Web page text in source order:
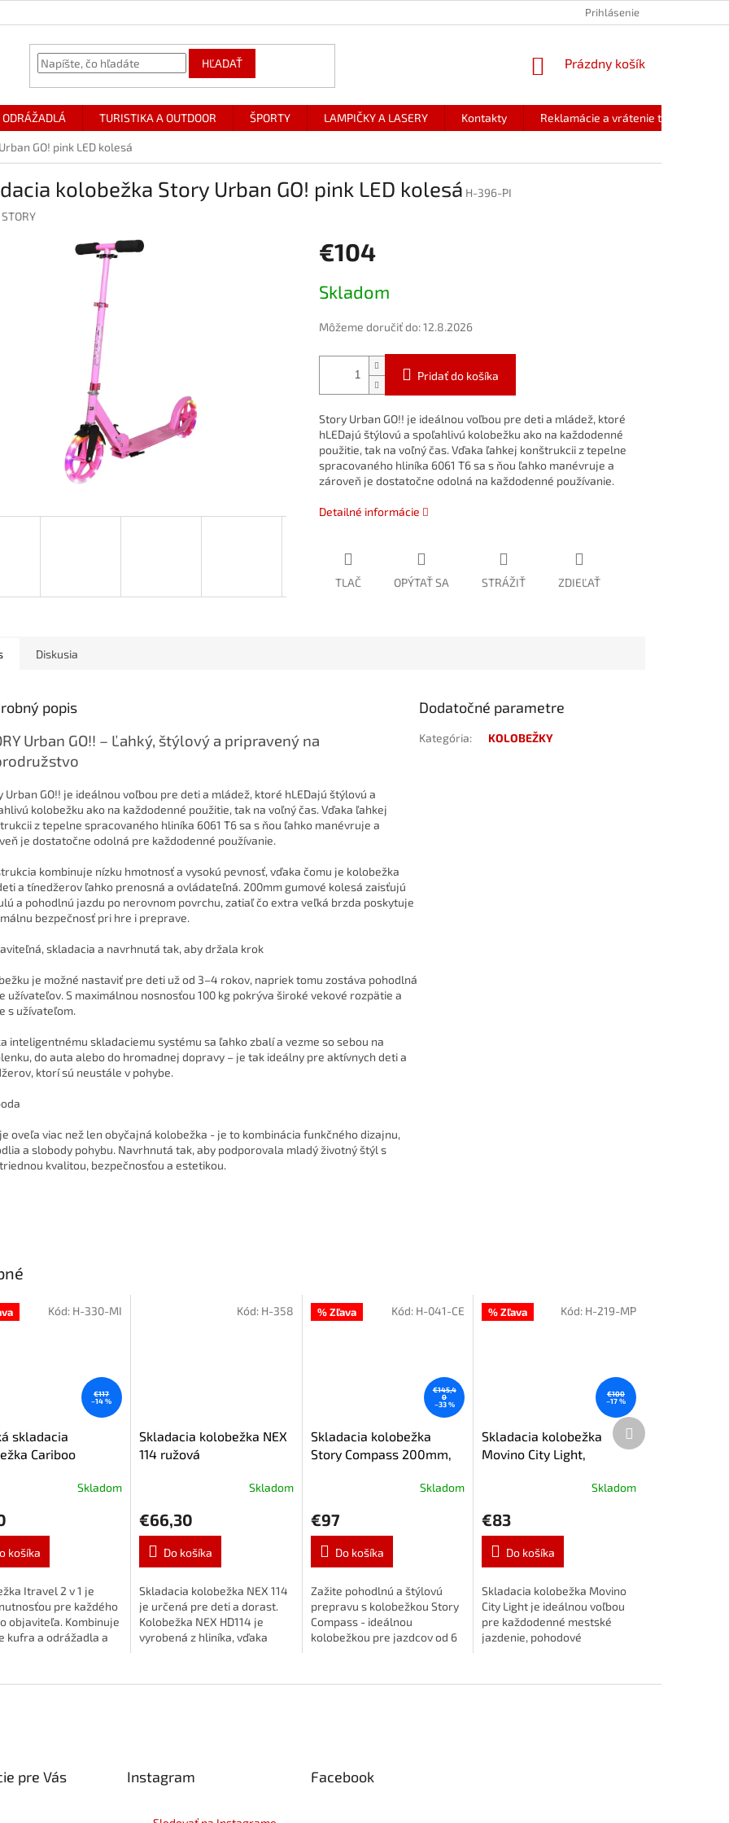
Prihlásenie
HĽADAŤ
NÁKUPNÝ
Prázdny košík
ODRÁŽADLÁ TURISTIKA A OUTDOOR ŠPORTY LAMPIČKY A LASERY Kontakty Reklamácie a vrátenie tovaru
GO! pink LED kolesá
kolobežka Story Urban GO! pink LED kolesá H-396-PI
STORY
€104
cena:
Skladom
Môžeme doručiť do: 12.8.2026
Pridať do košíka
Story Urban GO!! je ideálnou voľbou pre deti a mládež, ktoré
hLEDajú štýlovú a spoľahlivú kolobežku ako na každodenné
použitie, tak na voľný čas. Vďaka ľahkej konštrukcii z tepelne
spracovaného hliníka 6061 T6 sa s ňou ľahko manévruje a
zároveň je dostatočne odolná na každodenné používanie.
Detailné informácie
TLAČ OPÝTAŤ SA STRÁŽIŤ ZDIEĽAŤ
Diskusia
popis
Urban GO!! – Ľahký, štýlový a pripravený na
Urban GO!! je ideálnou voľbou pre deti a mládež, ktoré hLEDajú štýlovú a
kolobežku ako na každodenné použitie, tak na voľný čas. Vďaka ľahkej
z tepelne spracovaného hliníka 6061 T6 sa s ňou ľahko manévruje a
je dostatočne odolná pre každodenné používanie.
kombinuje nízku hmotnosť a vysokú pevnosť, vďaka čomu je kolobežka
a tínedžerov ľahko prenosná a ovládateľná. 200mm gumové kolesá zaisťujú
a pohodlnú jazdu po nerovnom povrchu, zatiaľ čo extra veľká brzda poskytuje
bezpečnosť pri hre i preprave.
skladacia a navrhnutá tak, aby držala krok
je možné nastaviť pre deti už od 3–4 rokov, napriek tomu zostáva pohodlná
užívateľov. S maximálnou nosnosťou 100 kg pokrýva široké vekové rozpätie a
s užívateľom.
inteligentnému skladaciemu systému sa ľahko zbalí a vezme so sebou na
do auta alebo do hromadnej dopravy – je tak ideálny pre aktívnych deti a
ktorí sú neustále v pohybe.
je oveľa viac než len obyčajná kolobežka - je to kombinácia funkčného dizajnu,
a slobody pohybu. Navrhnutá tak, aby podporovala mladý životný štýl s
kvalitou, bezpečnosťou a estetikou.
Dodatočné parametre
Kategória: KOLOBEŽKY
€117
–14 %
skladacia
Cariboo
Skladom
košíka
Itravel 2 v 1 je
pre každého
objaviteľa. Kombinuje
kufra a odrážadla a
2...
Kód: H-330-MI
Skladacia kolobežka NEX
114 ružová
Skladom
€66,30
Do košíka
Skladacia kolobežka NEX 114
je určená pre deti a dorast.
Kolobežka NEX HD114 je
vyrobená z hliníka, vďaka
hmotnosť...
Kód: H-358 % Zľava
€145,4
0
–33 %
Skladacia kolobežka
Story Compass 200mm,
Skladom
€97
Do košíka
Zažite pohodlnú a štýlovú
prepravu s kolobežkou Story
Compass - ideálnou
kolobežkou pre jazdcov od 6
dodá táto kolobežka...
Kód: H-041-CE % Zľava
€100
–17 %
Skladacia kolobežka
Movino City Light,
Skladom
€83
Do košíka
Skladacia kolobežka Movino
City Light je ideálnou voľbou
pre každodenné mestské
jazdenie, pohodové
predné odpruženie a ľahká...
Kód: H-219-MP
Ďalší
produkt
pre Vás Instagram Facebook